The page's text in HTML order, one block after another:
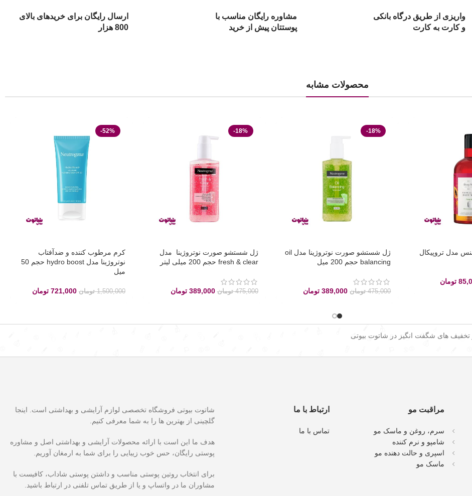
واریزی از طریق درگاه بانکی
و کارت به کارت
مشاوره رایگان مناسب با
پوستتان پیش از خرید
ارسال رایگان برای خریدهای بالای
800 هزار
محصولات مشابه
مدل تروپیکال
تومان
-18%
ژل شستشو صورت نوتروژینا مدل oil
balancing حجم 200 میل
475,000 تومان 389,000 تومان
-18%
ژل شستشو صورت نوتروژینا مدل
fresh & clear حجم 200 میلی لیتر
475,000 تومان 389,000 تومان
-52%
کرم مرطوب کننده و ضدآفتاب
نوتروژینا مدل hydro boost حجم 50
میل
1,500,000 تومان 721,000 تومان
تخفیف های شگفت انگیز در شاتوت بیوتی
مراقبت مو
سرم، روغن و ماسک مو
شامپو و نرم کننده
اسپری و حالت دهنده مو
ماسک مو
ارتباط با ما
تماس با ما
شاتوت بیوتی فروشگاه تخصصی لوازم آرایشی و بهداشتی است. اینجا
گلچینی از بهترین ها را به شما معرفی کنیم.
هدف ما این است با ارائه محصولات آرایشی و بهداشتی اصل و مشاوره
پوستی رایگان، حس خوب زیبایی را برای شما به ارمغان آوریم.
برای انتخاب روتین پوستی مناسب و داشتن پوستی شاداب، کافیست با
مشاوران ما در واتساپ و یا از طریق تماس تلفنی در ارتباط باشید.